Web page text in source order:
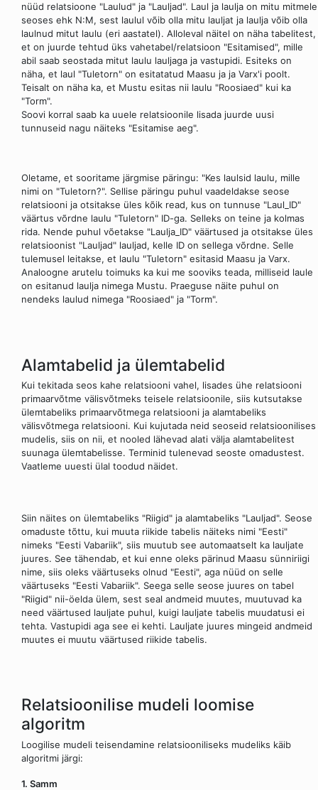
nüüd relatsioone "Laulud" ja "Lauljad". Laul ja laulja on mitu mitmele
seoses ehk N:M, sest laulul võib olla mitu lauljat ja laulja võib olla
laulnud mitut laulu (eri aastatel). Alloleval näitel on näha tabelitest,
et on juurde tehtud üks vahetabel/relatsioon "Esitamised", mille
abil saab seostada mitut laulu lauljaga ja vastupidi. Esiteks on
näha, et laul "Tuletorn" on esitatatud Maasu ja ja Varx'i poolt.
Teisalt on näha ka, et Mustu esitas nii laulu "Roosiaed" kui ka
"Torm".
Soovi korral saab ka uuele relatsioonile lisada juurde uusi
tunnuseid nagu näiteks "Esitamise aeg".
Oletame, et sooritame järgmise päringu: "Kes laulsid laulu, mille
nimi on "Tuletorn?". Sellise päringu puhul vaadeldakse seose
relatsiooni ja otsitakse üles kõik read, kus on tunnuse "Laul_ID"
väärtus võrdne laulu "Tuletorn" ID-ga. Selleks on teine ja kolmas
rida. Nende puhul võetakse "Laulja_ID" väärtused ja otsitakse üles
relatsioonist "Lauljad" lauljad, kelle ID on sellega võrdne. Selle
tulemusel leitakse, et laulu "Tuletorn" esitasid Maasu ja Varx.
Analoogne arutelu toimuks ka kui me sooviks teada, milliseid laule
on esitanud laulja nimega Mustu. Praeguse näite puhul on
nendeks laulud nimega "Roosiaed" ja "Torm".
Alamtabelid ja ülemtabelid
Kui tekitada seos kahe relatsiooni vahel, lisades ühe relatsiooni
primaarvõtme välisvõtmeks teisele relatsioonile, siis kutsutakse
ülemtabeliks primaarvõtmega relatsiooni ja alamtabeliks
välisvõtmega relatsiooni. Kui kujutada neid seoseid relatsioonilises
mudelis, siis on nii, et nooled lähevad alati välja alamtabelitest
suunaga ülemtabelisse. Terminid tulenevad seoste omadustest.
Vaatleme uuesti ülal toodud näidet.
Siin näites on ülemtabeliks "Riigid" ja alamtabeliks "Lauljad". Seose
omaduste tõttu, kui muuta riikide tabelis näiteks nimi "Eesti"
nimeks "Eesti Vabariik", siis muutub see automaatselt ka lauljate
juures. See tähendab, et kui enne oleks pärinud Maasu sünniriigi
nime, siis oleks väärtuseks olnud "Eesti", aga nüüd on selle
väärtuseks "Eesti Vabariik". Seega selle seose juures on tabel
"Riigid" nii-öelda ülem, sest seal andmeid muutes, muutuvad ka
need väärtused lauljate puhul, kuigi lauljate tabelis muudatusi ei
tehta. Vastupidi aga see ei kehti. Lauljate juures mingeid andmeid
muutes ei muutu väärtused riikide tabelis.
Relatsioonilise mudeli loomise
algoritm
Loogilise mudeli teisendamine relatsiooniliseks mudeliks käib
algoritmi järgi:
1. Samm